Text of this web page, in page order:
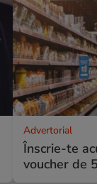
Advertorial
Înscrie-te
voucher de